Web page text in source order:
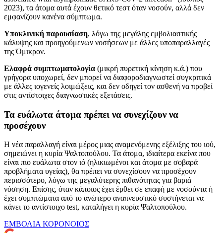
2023), τα άτομα αυτά έχουν θετικό τεστ όταν νοσούν, αλλά δεν
εμφανίζουν κανένα σύμπτωμα.
Υποκλινική παρουσίαση, λόγω της μεγάλης εμβολιαστικής
κάλυψης και προηγούμενων νοσήσεων με άλλες υποπαραλλαγές
της Όμικρον.
Ελαφρά συμπτωματολογία (μικρή πυρετική κίνηση κ.ά.) που
γρήγορα υποχωρεί, δεν μπορεί να διαφοροδιαγνωστεί συγκριτικά
με άλλες ιογενείς λοιμώξεις, και δεν οδηγεί τον ασθενή να προβεί
στις αντίστοιχες διαγνωστικές εξετάσεις.
Τα ευάλωτα άτομα πρέπει να συνεχίζουν να
προσέχουν
Η νέα παραλλαγή είναι μέρος μιας αναμενόμενης εξέλιξης του ιού,
σημειώνει η κυρία Ψαλτοπούλου. Τα άτομα, ιδιαίτερα εκείνα που
είναι πιο ευάλωτα στον ιό (ηλικιωμένοι και άτομα με σοβαρά
προβλήματα υγείας), θα πρέπει να συνεχίσουν να προσέχουν
περισσότερο, λόγω της μεγαλύτερης πιθανότητας για βαριά
νόσηση. Επίσης, όταν κάποιος έχει έρθει σε επαφή με νοσούντα ή
έχει συμπτώματα από το ανώτερο αναπνευστικό συστήνεται να
κάνει το αντίστοιχο test, καταλήγει η κυρία Ψαλτοπούλου.
ΕΜΒΟΛΙΑΚΟΡΟΝΟΙΟΣ